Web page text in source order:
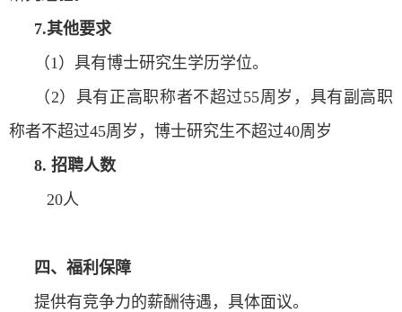
7.其他要求
（1 ）具有博士研究生学历学位。
（2）具有正高职称者不超过55周岁，具有副高职
称者不超过45周岁，博士研究生不超过40周岁
8. 招聘人数
20人
四、福利保障
提供有竞争力的薪酬待遇，具体面议。